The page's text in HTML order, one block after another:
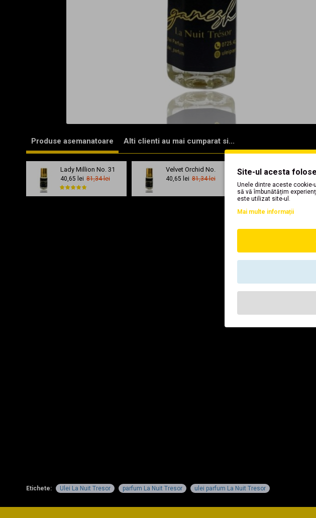
Produse asemanatoare Alti clienti au mai cumparat si...
Lady Million No. 31
40,65 lei 81,34 lei
Velvet Orchid No.
40,65 lei 81,34 lei
Etichete: Ulei La Nuit Tresor parfum La Nuit Tresor ulei parfum La Nuit Tresor
Site-ul acesta
Unele dintre aceste
să vă îmbunătățim
este utilizat site-ul.
Mai multe informații